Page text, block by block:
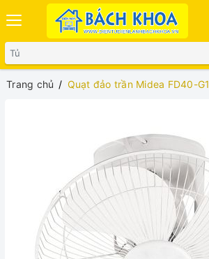
Trang chủ Quạt đảo trần Midea FD40-G1